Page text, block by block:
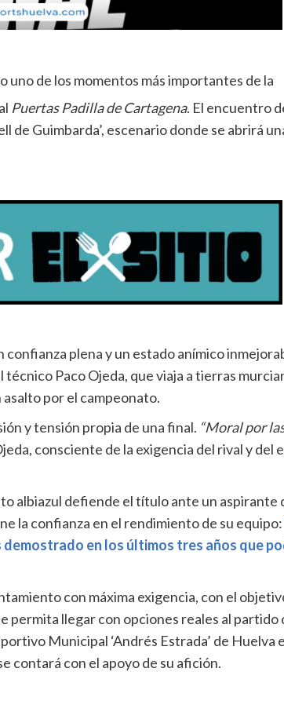
uno de los momentos más importantes de la
Puertas Padilla de Cartagena. El encuentro
de Guimbarda’, escenario donde se abrirá
plena y un estado anímico
técnico Paco Ojeda, que viaja a tierras
por el campeonato.
y tensión propia de una final. “Moral por
consciente de la exigencia del rival y del
albiazul defiende el título ante un aspirante
la confianza en el rendimiento de su equipo:
demostrado en los últimos tres años que
con máxima exigencia, con el
llegar con opciones reales al partido
Municipal ‘Andrés Estrada’ de Huelva
contará con el apoyo de su afición.